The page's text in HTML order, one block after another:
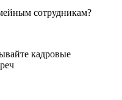
сотрудникам?
кадровые